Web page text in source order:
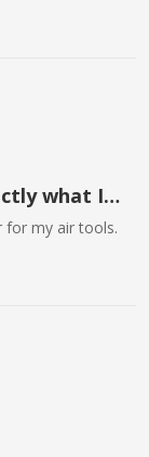
what I
for my air tools.